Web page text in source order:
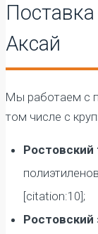
Аксай
Мы работаем с
том числе с
Ростовский
[citation:10];
Ростовский